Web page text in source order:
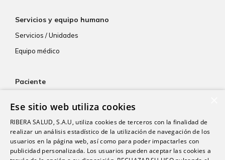
Servicios y equipo humano
Servicios / Unidades
Equipo médico
Paciente
Aseguradoras
Resultados de laboratorio
Consentimiento informado
Ese sitio web utiliza cookies
RIBERA SALUD, S.A.U, utiliza cookies de terceros con la finalidad de
realizar un análisis estadístico de la utilización de navegación de los
usuarios en la página web, así como para poder impactarles con
publicidad personalizada. Los usuarios pueden aceptar las cookies a